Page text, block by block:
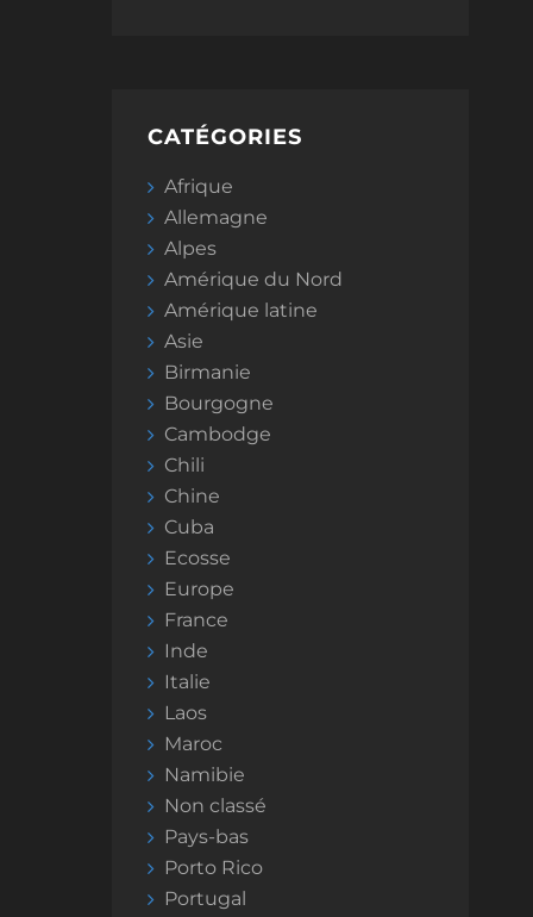
CATÉGORIES
Afrique
Allemagne
Alpes
Amérique du Nord
Amérique latine
Asie
Birmanie
Bourgogne
Cambodge
Chili
Chine
Cuba
Ecosse
Europe
France
Inde
Italie
Laos
Maroc
Namibie
Non classé
Pays-bas
Porto Rico
Portugal